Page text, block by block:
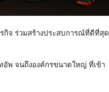
กิจ ร่วมสร้างประสบการณ์ที่ดีที่สุด
อัพ จนถึงองค์กรขนาดใหญ่ ที่เข้า